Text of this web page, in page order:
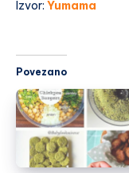
Izvor: Yumama
Povezano